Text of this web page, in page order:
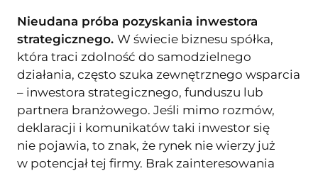
Nieudana próba pozyskania inwestora
strategicznego. W świecie biznesu spółka,
która traci zdolność do samodzielnego
działania, często szuka zewnętrznego wsparcia
– inwestora strategicznego, funduszu lub
partnera branżowego. Jeśli mimo rozmów,
deklaracji i komunikatów taki inwestor się
nie pojawia, to znak, że rynek nie wierzy już
w potencjał tej firmy. Brak zainteresowania